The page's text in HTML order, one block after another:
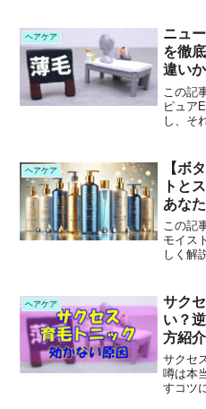
ヘアケア
ニュ
を徹
違い
この記
ピュア
し、そ
て、
分に合
ヘアケア
【ボ
トと
あな
この記
モイス
しく解
ーを見
しょう
ヘアケア
サク
い？
方紹介
サクセ
噂は本
すコツ